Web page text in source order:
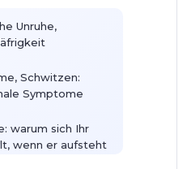
Unruhe,
Schwitzen:
Symptome
warum sich Ihr
wenn er aufsteht